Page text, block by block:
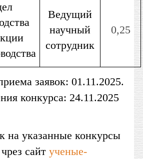
Ведущий
научный
сотрудник
0,25
заявок: 01.11.2025.
конкурса: 24.11.2025
на указанные конкурсы
сайт ученые-